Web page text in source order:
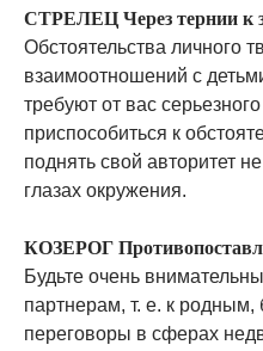
СТРЕЛЕЦ Через тернии к
Обстоятельства личного
взаимоотношений с
требуют от вас
приспособиться к
поднять свой авторитет
глазах окружения.
КОЗЕРОГ
Будьте очень
партнерам, т. е. к
переговоры в сферах